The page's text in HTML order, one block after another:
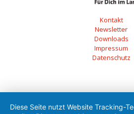
Kontakt
Newsletter
Downloads
Impressum
Datenschutz
Diese Seite nutzt Website Tracking-